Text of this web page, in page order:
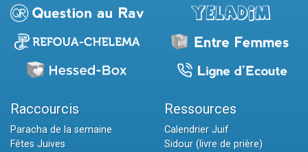
Raccourcis
Paracha de la semaine
Fêtes Juives
Ressources
Calendrier Juif
Sidour (livre de prière)